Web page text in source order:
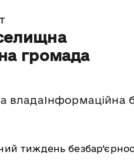
громада
владаІнформаційна
тиждень